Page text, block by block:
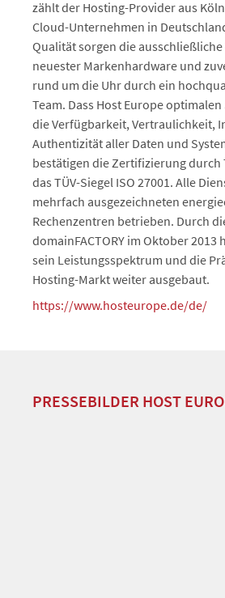
zählt der Hosting-Provider aus
Cloud-Unternehmen in
Qualität sorgen die
neuester Markenhardware und
rund um die Uhr durch ein
Team. Dass Host Europe
die Verfügbarkeit, Vertraulichkeit,
Authentizität aller Daten und
bestätigen die Zertifizierung durch
das TÜV-Siegel ISO 27001. Alle
mehrfach ausgezeichneten
Rechenzentren betrieben. Durch
domainFACTORY im Oktober 2013
sein Leistungsspektrum und die
Hosting-Markt weiter ausgebaut.
https://www.hosteurope.de/de/
PRESSEBILDER HOST